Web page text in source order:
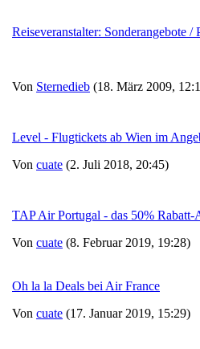
Reiseveranstalter: Sonderangebote /
Von Sternedieb (18. März 2009,
Level - Flugtickets ab Wien im
Von cuate (2. Juli 2018, 20:45)
TAP Air Portugal - das 50% Rabatt-
Von cuate (8. Februar 2019, 19:28)
Oh la la Deals bei Air France
Von cuate (17. Januar 2019, 15:29)